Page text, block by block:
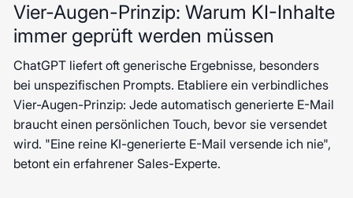
Vier-Augen-Prinzip: Warum KI-Inhalte
immer geprüft werden müssen
ChatGPT liefert oft generische Ergebnisse, besonders
bei unspezifischen Prompts. Etabliere ein verbindliches
Vier-Augen-Prinzip: Jede automatisch generierte E-Mail
braucht einen persönlichen Touch, bevor sie versendet
wird. "Eine reine KI-generierte E-Mail versende ich nie",
betont ein erfahrener Sales-Experte.